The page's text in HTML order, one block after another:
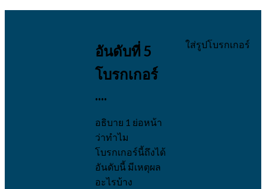
อันดับที่ 5
โบรกเกอร์
....
อธิบาย 1 ย่อหน้า
ว่าทำไม
โบรกเกอร์นี้ถึงได้
อันดับนี้ มีเหตุผล
อะไรบ้าง
ใส่รูปโบรกเกอร์